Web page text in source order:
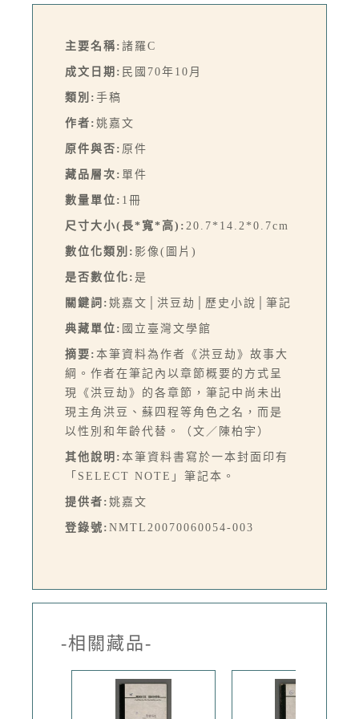
主要名稱: 諸羅C
成文日期: 民國70年10月
類別: 手稿
作者: 姚嘉文
原件與否: 原件
藏品層次: 單件
數量單位: 1冊
尺寸大小(長*寬*高): 20.7*14.2*0.7cm
數位化類別: 影像(圖片)
是否數位化: 是
關鍵詞: 姚嘉文│洪豆劫│歷史小說│筆記
典藏單位: 國立臺灣文學館
摘要: 本筆資料為作者《洪豆劫》故事大
綱。作者在筆記內以章節概要的方式呈
現《洪豆劫》的各章節，筆記中尚未出
現主角洪豆、蘇四程等角色之名，而是
以性別和年齡代替。（文／陳柏宇）
其他說明: 本筆資料書寫於一本封面印有
「SELECT NOTE」筆記本。
提供者: 姚嘉文
登錄號: NMTL20070060054-003
-相關藏品-